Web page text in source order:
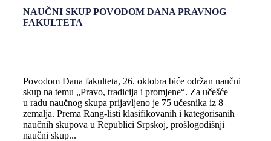
NAUČNI SKUP POVODOM DANA PRAVNOG
FAKULTETA
Povodom Dana fakulteta, 26. oktobra biće održan naučni
skup na temu „Pravo, tradicija i promjene“. Za učešće
u radu naučnog skupa prijavljeno je 75 učesnika iz 8
zemalja. Prema Rang-listi klasifikovanih i kategorisanih
naučnih skupova u Republici Srpskoj, prošlogodišnji
naučni skup...